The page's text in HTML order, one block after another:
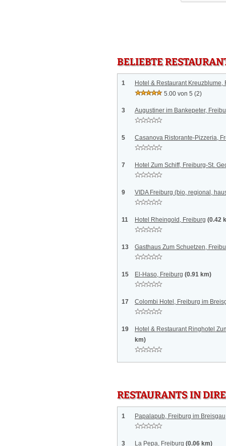
BELIEBTE
1
Hotel & Restaurant Kreuzblume,
5.00 von 5 (2)
3 Augustiner im Bankepeter,
5 Casanova Ristorante-Pizzeria,
7 Hotel Zum Schiff, Freiburg-St.
9 VIDA Freiburg (bio, regional,
11 Hotel Rheingold, Freiburg (0.42
13 Gasthaus Zum Schuetzen,
15 El-Haso, Freiburg (0.91 km)
17 Colombi Hotel, Freiburg im
19
Hotel & Restaurant Ringhotel
km)
RESTAURANTS IN
1 Papalapub, Freiburg im Breisgau
3 La Pepa, Freiburg (0.06 km)